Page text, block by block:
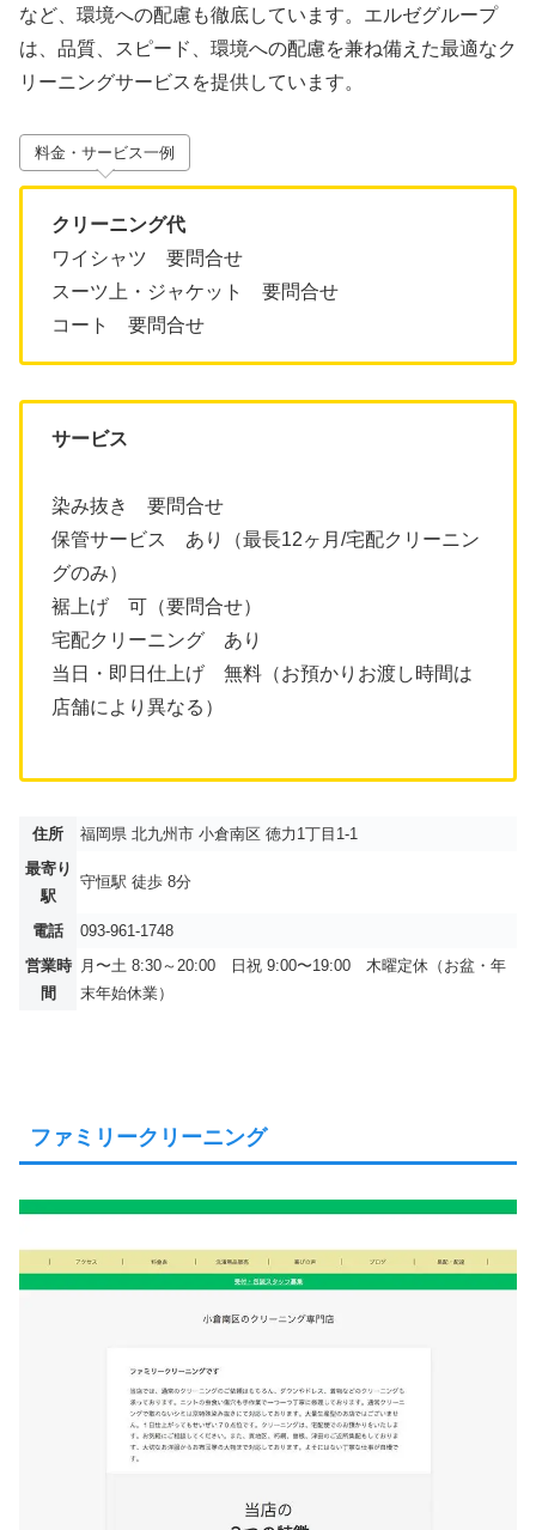
など、環境への配慮も徹底しています。エルゼグループ
は、品質、スピード、環境への配慮を兼ね備えた最適なク
リーニングサービスを提供しています。
料金・サービス一例
クリーニング代
ワイシャツ 要問合せ
スーツ上・ジャケット 要問合せ
コート 要問合せ
サービス
染み抜き 要問合せ
保管サービス あり（最長12ヶ月/宅配クリーニン
グのみ）
裾上げ 可（要問合せ）
宅配クリーニング あり
当日・即日仕上げ 無料（お預かりお渡し時間は
店舗により異なる）
住所
福岡県 北九州市 小倉南区 徳力1丁目1-1
最寄り
駅
守恒駅 徒歩 8分
電話
093-961-1748
営業時
間
月〜土 8:30～20:00 日祝 9:00〜19:00 木曜定休（お盆・年
末年始休業）
ファミリークリーニング